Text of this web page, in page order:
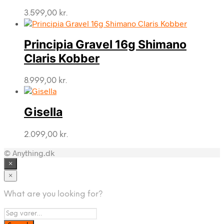
3.599,00 kr.
Principia Gravel 16g Shimano
Claris Kobber
8.999,00 kr.
Gisella
2.099,00 kr.
© Anything.dk
×
×
What are you looking for?